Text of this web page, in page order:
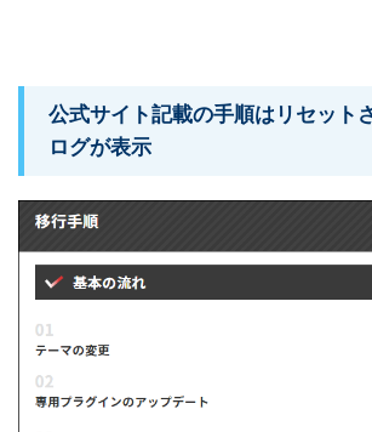
公式サイト記載の手順はリセット
ログが表示